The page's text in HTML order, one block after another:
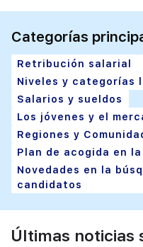
Categorías
Retribución salarial
Niveles y categorías
Salarios y sueldos
Los jóvenes y el
Regiones y
Plan de acogida en la
Novedades en la
candidatos
Últimas noticias